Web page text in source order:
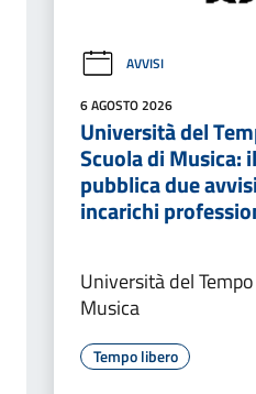
AVVISI
6 AGOSTO 2026
Università del
Scuola di Musica:
pubblica due
incarichi
Università del
Musica
Tempo libero